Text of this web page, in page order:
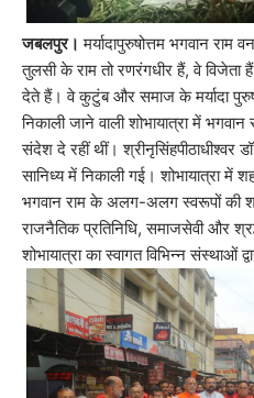
जबलपुर। मर्यादापुरुषोत्तम भगवान राम
तुलसी के राम तो रणरंगधीर हैं, वे विजेता
देते हैं। वे कुटुंब और समाज के मर्यादा
निकाली जाने वाली शोभायात्रा में
संदेश दे रहीं थीं। श्रीनृसिंहपीठाधीश्वर
सानिध्य में निकाली गई। शोभायात्रा में
भगवान राम के अलग-अलग स्वरूपों की
राजनैतिक प्रतिनिधि, समाजसेवी और
शोभायात्रा का स्वागत विभिन्न संस्थाओं